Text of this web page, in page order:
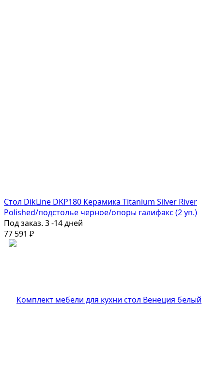
Стол DikLine DKP180 Керамика Titanium Silver River
Polished/подстолье черное/опоры галифакс (2 уп.)
Под заказ. 3 -14 дней
77 591 ₽